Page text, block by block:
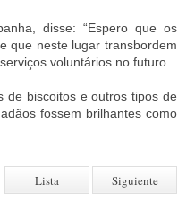
disse: “Espero que os
que neste lugar transbordem
voluntários no futuro.
de biscoitos e outros tipos de
fossem brilhantes como
Lista Siguiente